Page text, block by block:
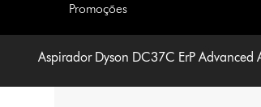
Promoções
Aspirador Dyson DC37C ErP Advanced